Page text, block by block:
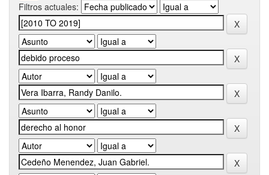
Filtros actuales: